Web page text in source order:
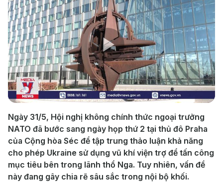
Play
Video
Ngày 31/5, Hội nghị không chính thức ngoại trưởng
NATO đã bước sang ngày họp thứ 2 tại thủ đô Praha
của Cộng hòa Séc để tập trung thảo luận khả năng
cho phép Ukraine sử dụng vũ khí viện trợ để tấn công
mục tiêu bên trong lãnh thổ Nga. Tuy nhiên, vấn đề
này đang gây chia rẽ sâu sắc trong nội bộ khối.